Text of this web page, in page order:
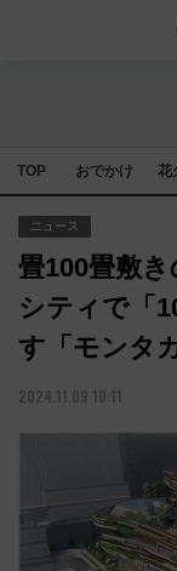
TOP おでかけ 花
ニュース
畳100畳敷
シティで「
す「モンタ
2024.11.09 10:11